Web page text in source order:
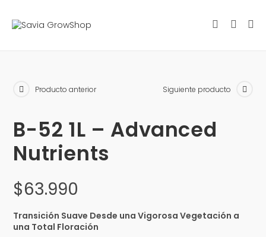
Producto anterior Siguiente producto
B-52 1L – Advanced
Nutrients
$63.990
Transición Suave Desde una Vigorosa Vegetación a
una Total Floración